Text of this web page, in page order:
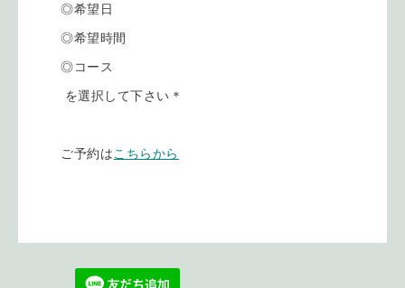
◎希望日
◎希望時間
◎コース
を選択して下さい＊
ご予約はこちらから